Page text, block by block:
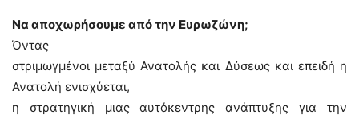
Να αποχωρήσουμε από την Ευρωζώνη;
Όντας
στριμωγμένοι μεταξύ Ανατολής και Δύσεως και επειδή η
Ανατολή ενισχύεται,
η στρατηγική μιας αυτόκεντρης ανάπτυξης για την